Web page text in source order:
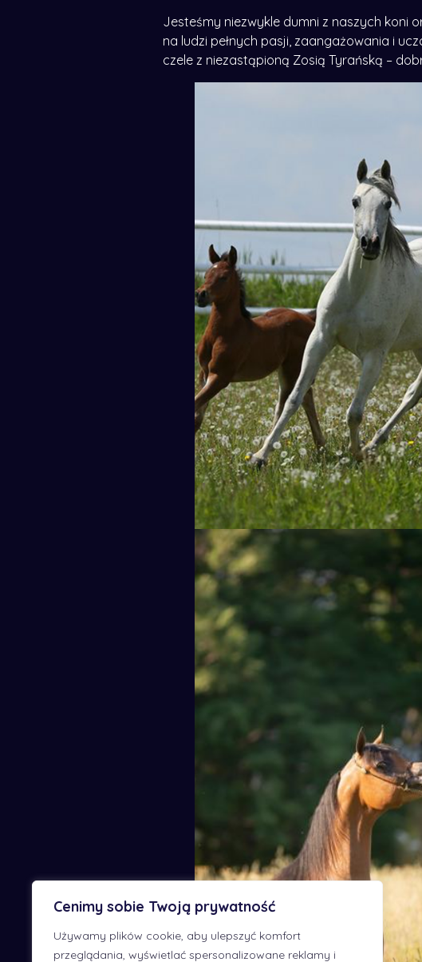
Cenimy sobie Twoją prywatność
Używamy plików cookie, aby ulepszyć komfort
przeglądania, wyświetlać spersonalizowane reklamy i
Jesteśmy niezwykle dumni z naszych koni
na ludzi pełnych pasji, zaangażowania i
czele z niezastąpioną Zosią Tyrańską –